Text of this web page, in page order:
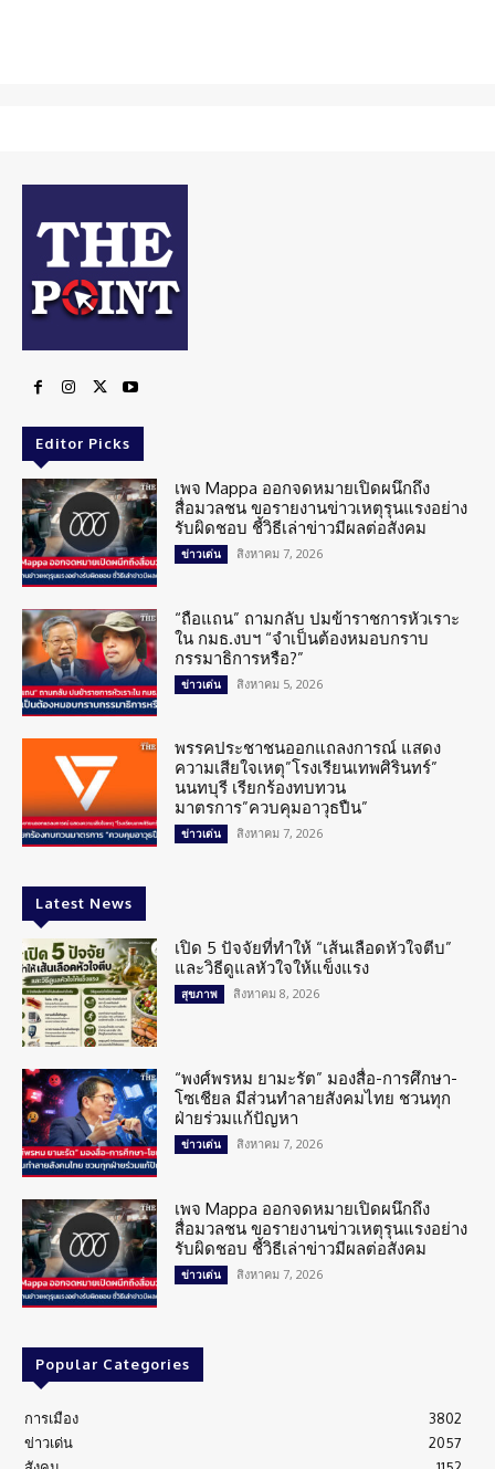
Editor Picks
เพจ Mappa ออกจดหมายเปิดผนึกถึง
สื่อมวลชน ขอรายงานข่าวเหตุรุนแรงอย่าง
รับผิดชอบ ชี้วิธีเล่าข่าวมีผลต่อสังคม
ข่าวเด่น สิงหาคม 7, 2026
“ถือแถน” ถามกลับ ปมข้าราชการหัวเราะ
ใน กมธ.งบฯ “จำเป็นต้องหมอบกราบ
กรรมาธิการหรือ?”
ข่าวเด่น สิงหาคม 5, 2026
พรรคประชาชนออกแถลงการณ์ แสดง
ความเสียใจเหตุ”โรงเรียนเทพศิรินทร์”
นนทบุรี เรียกร้องทบทวน
มาตรการ”ควบคุมอาวุธปืน”
ข่าวเด่น สิงหาคม 7, 2026
Latest News
เปิด 5 ปัจจัยที่ทำให้ “เส้นเลือดหัวใจตีบ”
และวิธีดูแลหัวใจให้แข็งแรง
สุขภาพ สิงหาคม 8, 2026
“พงศ์พรหม ยามะรัต” มองสื่อ-การศึกษา-
โซเชียล มีส่วนทำลายสังคมไทย ชวนทุก
ฝ่ายร่วมแก้ปัญหา
ข่าวเด่น สิงหาคม 7, 2026
เพจ Mappa ออกจดหมายเปิดผนึกถึง
สื่อมวลชน ขอรายงานข่าวเหตุรุนแรงอย่าง
รับผิดชอบ ชี้วิธีเล่าข่าวมีผลต่อสังคม
ข่าวเด่น สิงหาคม 7, 2026
Popular Categories
การเมือง
3802
ข่าวเด่น
2057